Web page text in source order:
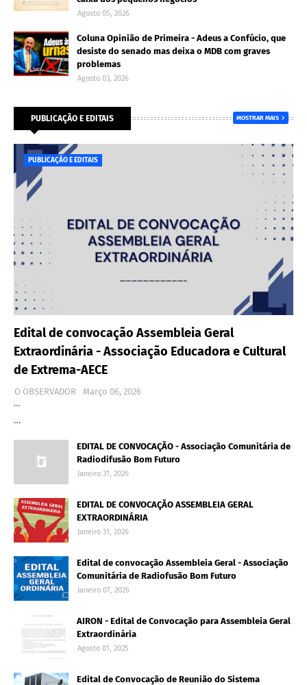
Agosto 05, 2026
Coluna Opinião de Primeira - Adeus a Confúcio, que
desiste do senado mas deixa o MDB com graves
problemas
Agosto 03, 2026
PUBLICAÇÃO E EDITAIS MOSTRAR MAIS
PUBLICAÇÃO E EDITAIS
Edital de convocação Assembleia Geral
Extraordinária - Associação Educadora e Cultural
de Extrema-AECE
O OBSERVADOR
Março 06, 2026
…
…
EDITAL DE CONVOCAÇÃO - Associação Comunitária de
Radiodifusão Bom Futuro
Janeiro 31, 2026
EDITAL DE CONVOCAÇÃO ASSEMBLEIA GERAL
EXTRAORDINÁRIA
Janeiro 31, 2026
Edital de convocação Assembleia Geral - Associação
Comunitária de Radiofusão Bom Futuro
Janeiro 07, 2026
AIRON - Edital de Convocação para Assembleia Geral
Extraordinária
Agosto 01, 2025
Edital de Convocação de Reunião do Sistema